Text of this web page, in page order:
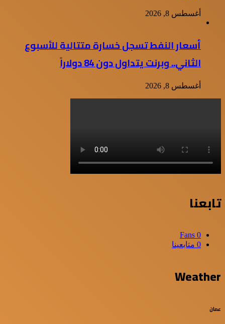
أغسطس 8, 2026
أسعار النفط تسجل خسارة متتالية للأسبوع
الثاني.. وبرنت يتداول دون 84 دولاراً
أغسطس 8, 2026
تابعنا
0
Fans
0 متابعينا
Weather
عمان